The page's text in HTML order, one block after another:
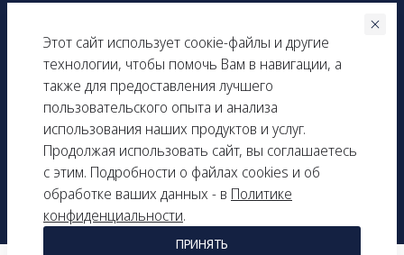
Этот сайт использует соокіe-файлы и другие
технологии, чтобы помочь Вам в навигации, а
также для предоставления лучшего
пользовательского опыта и анализа
использования наших продуктов и услуг.
Продолжая использовать сайт, вы соглашаетесь
с этим. Подробности о файлах cookies и об
обработке ваших данных - в Политике
конфиденциальности.
ПРИНЯТЬ
Вся представленная на сайте информация, касающаяся
технических характеристик, наличия на складе, стоимости
товаров, носит информационный характер и ни при каких
условиях не является публичной офертой, определяемой
положениями Статьи 437(2) Гражданского кодекса РФ.
ИНН: 9729277261
КПП: 161501001